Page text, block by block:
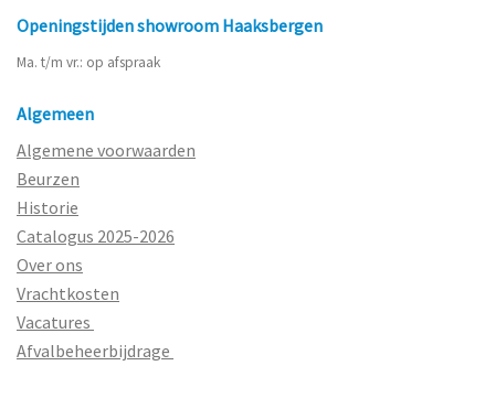
Openingstijden showroom Haaksbergen
Ma. t/m vr.: op afspraak
Algemeen
Algemene voorwaarden
Beurzen
Historie
Catalogus 2025-2026
Over ons
Vrachtkosten
Vacatures
Afvalbeheerbijdrage